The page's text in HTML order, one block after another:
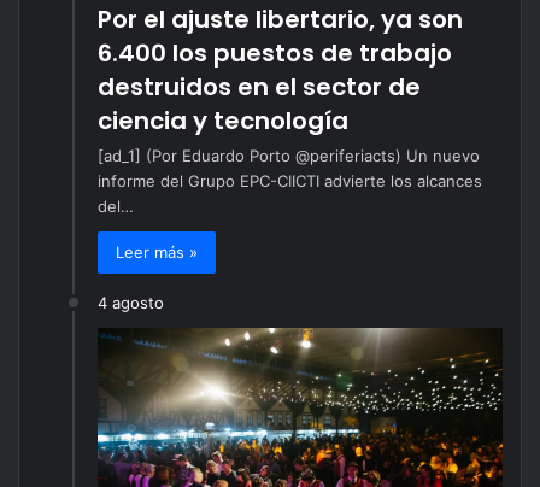
Por el ajuste libertario, ya son
6.400 los puestos de trabajo
destruidos en el sector de
ciencia y tecnología
[ad_1] (Por Eduardo Porto @periferiacts) Un nuevo
informe del Grupo EPC-CIICTI advierte los alcances
del…
Leer más »
4 agosto